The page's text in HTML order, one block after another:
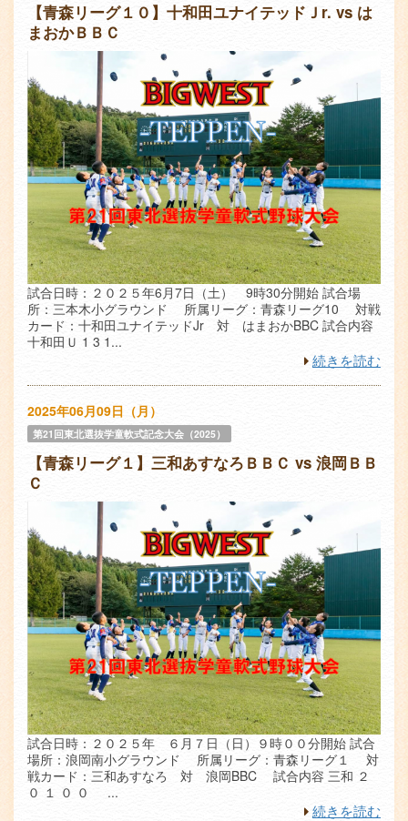
【青森リーグ１０】十和田ユナイテッドＪr. vs は
まおかＢＢＣ
試合日時：２０２５年6月7日（土） 9時30分開始 試合場
所：三本木小グラウンド 所属リーグ：青森リーグ10 対戦
カード：十和田ユナイテッドJr 対 はまおかBBC 試合内容
十和田Ｕ 1 3 1...
続きを読む
2025年06月09日（月）
第21回東北選抜学童軟式記念大会（2025）
【青森リーグ１】三和あすなろＢＢＣ vs 浪岡ＢＢ
Ｃ
試合日時：２０２５年 ６月７日（日）９時００分開始 試合
場所：浪岡南小グラウンド 所属リーグ：青森リーグ１ 対
戦カード：三和あすなろ 対 浪岡BBC 試合内容 三和 ２
０ １ ０ ０ ...
続きを読む